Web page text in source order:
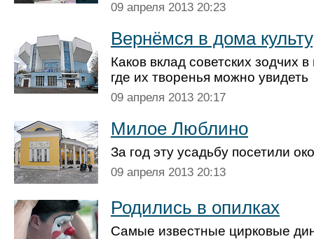
09 апреля 2013 20:23
Вернёмся в дома
Каков вклад советских зодчих
где их творенья можно увидеть
09 апреля 2013 20:17
Милое Люблино
За год эту усадьбу посетили
09 апреля 2013 20:13
Родились в опилках
Самые известные цирковые